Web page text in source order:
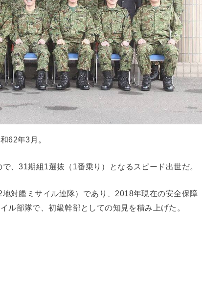
62年3月。
、31期組1選抜（1番乗り）となるスピード出世だ。
対艦ミサイル連隊）であり、2018年現在の安全保障
ル部隊で、初級幹部としての知見を積み上げた。